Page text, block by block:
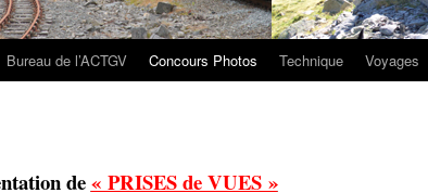
Bureau de l’ACTGV Concours Photos Technique Voyages
de « PRISES de VUES »